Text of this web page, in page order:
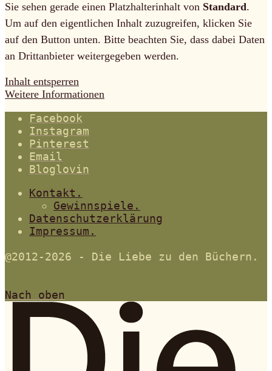
Sie sehen gerade einen Platzhalterinhalt von Standard.
Um auf den eigentlichen Inhalt zuzugreifen, klicken Sie
auf den Button unten. Bitte beachten Sie, dass dabei Daten
an Drittanbieter weitergegeben werden.
Inhalt entsperren
Weitere Informationen
Facebook
Instagram
Pinterest
Email
Bloglovin
Kontakt.
Gewinnspiele.
Datenschutzerklärung
Impressum.
@2012-2026 - Die Liebe zu den Büchern.
Nach oben